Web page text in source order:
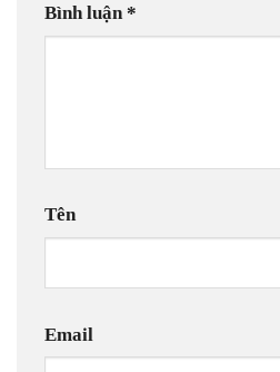
Bình luận *
Tên
Email